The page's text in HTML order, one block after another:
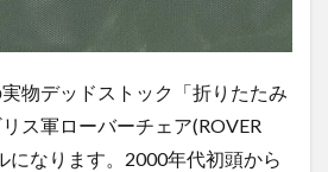
物デッドストック「折りたたみ
ス軍ローバーチェア(ROVER
になります。2000年代初頭から